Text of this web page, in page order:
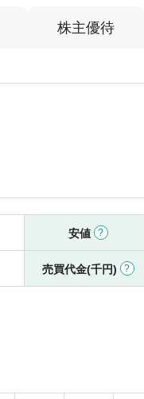
株主優待
安値
売買代金(千円)